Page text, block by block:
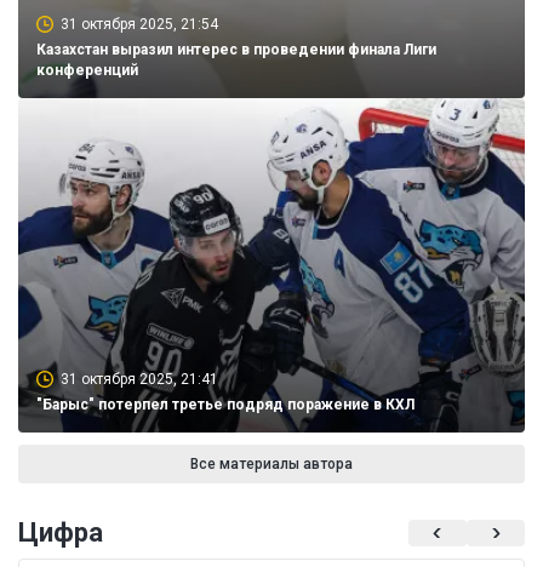
31 октября 2025, 21:54
Казахстан выразил интерес в проведении финала Лиги
конференций
31 октября 2025, 21:41
"Барыс" потерпел третье подряд поражение в КХЛ
Все материалы автора
Цифра